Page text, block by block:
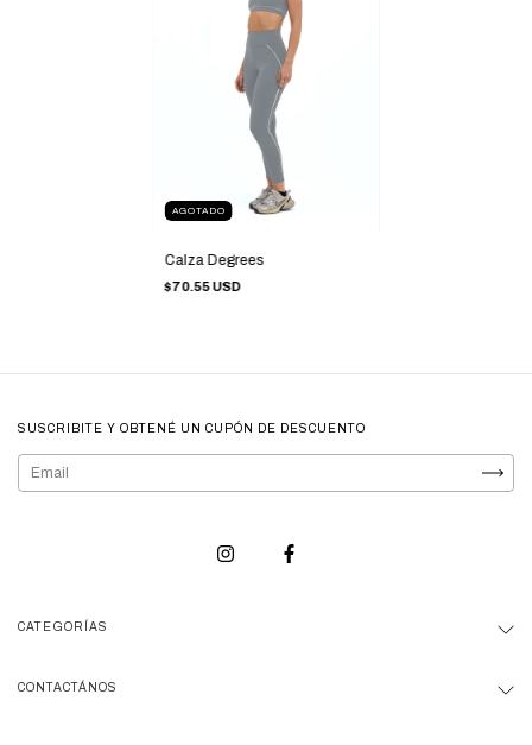
AGOTADO
Calza Degrees
$70.55 USD
SUSCRIBITE Y OBTENÉ UN CUPÓN DE DESCUENTO
CATEGORÍAS
CONTACTÁNOS